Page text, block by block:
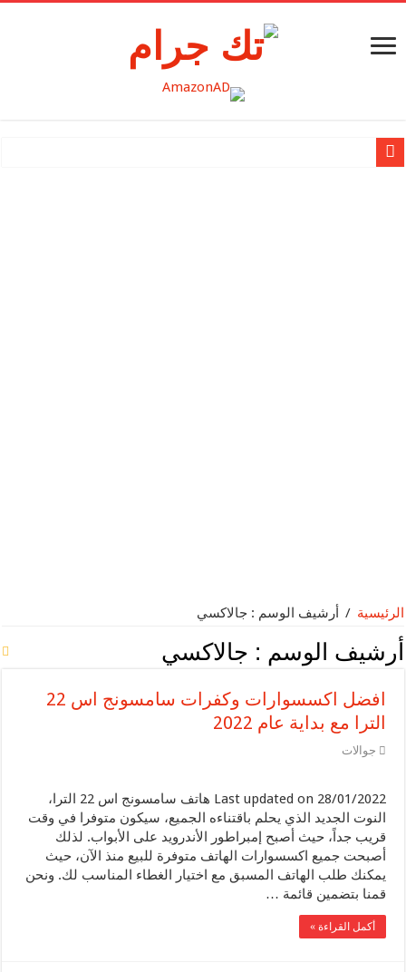
الرئيسية / أرشيف الوسم : جالاكسي
أرشيف الوسم : جالاكسي
افضل اكسسوارات وكفرات سامسونج اس 22
الترا مع بداية عام 2022
جوالات
Last updated on 28/01/2022 هاتف سامسونج اس 22 الترا،
النوت الجديد الذي يحلم باقتناءه الجميع، سيكون متوفرا في وقت
قريب جداً، حيث أصبح إمبراطور الأندرويد على الأبواب. لذلك
أصبحت جميع اكسسوارات الهاتف متوفرة للبيع منذ الآن، حيث
يمكنك طلب الهاتف المسبق مع اختيار الغطاء المناسب لك. ونحن
قمنا بتضمين قائمة …
أكمل القراءة »